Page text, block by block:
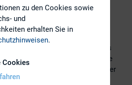
deutscher FinTech-Startups,
Beschäftigte des BMF, der
für
(BaFin). Unter der
Staatssekretärs
Finanzen, Jens Spahn, haben die
die Möglichkeit, sich über
von morgen
zu den Cookies sowie
und
erhalten Sie in
.
Cookies